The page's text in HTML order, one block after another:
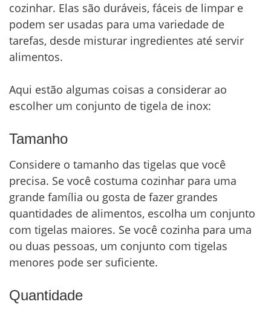
cozinhar. Elas são duráveis, fáceis de limpar e
podem ser usadas para uma variedade de
tarefas, desde misturar ingredientes até servir
alimentos.
Aqui estão algumas coisas a considerar ao
escolher um conjunto de tigela de inox:
Tamanho
Considere o tamanho das tigelas que você
precisa. Se você costuma cozinhar para uma
grande família ou gosta de fazer grandes
quantidades de alimentos, escolha um conjunto
com tigelas maiores. Se você cozinha para uma
ou duas pessoas, um conjunto com tigelas
menores pode ser suficiente.
Quantidade